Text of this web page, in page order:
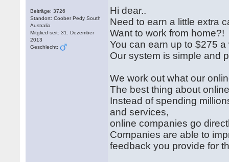
Beiträge: 3726
Standort: Coober Pedy South
Australia
Mitglied seit: 31. Dezember
2013
Geschlecht:
Hi dear..
Need to earn a little extra
Want to work from home?!
You can earn up to $275
Our system is simple and
We work out what our
The best thing about
Instead of spending
and services,
online companies go
Companies are able to
feedback you provide for